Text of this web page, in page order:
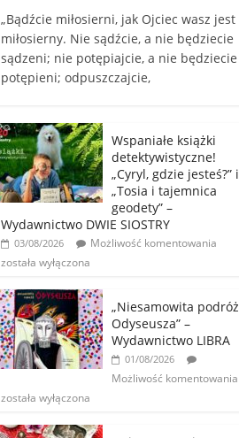
„Bądźcie miłosierni, jak Ojciec wasz jest
miłosierny. Nie sądźcie, a nie będziecie
sądzeni; nie potępiajcie, a nie będziecie
potępieni; odpuszczajcie,
Wspaniałe książki
detektywistyczne!
„Cyryl, gdzie jesteś?” i
„Tosia i tajemnica
geodety” –
Wydawnictwo DWIE SIOSTRY
03/08/2026
Możliwość komentowania
została wyłączona
„Niesamowita podróż
Odyseusza” –
Wydawnictwo LIBRA
01/08/2026
Możliwość komentowania
została wyłączona